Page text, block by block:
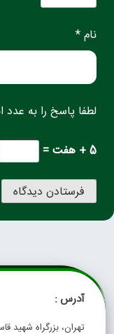
نام *
لطفا پاسخ را به عدد
5 + هفت =
آدرس :
تهران، بزرگراه شهید